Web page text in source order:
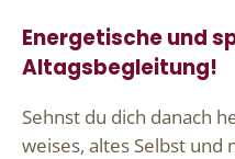
Energetische und
Altagsbegleitung!
Sehnst du dich danach
weises, altes Selbst